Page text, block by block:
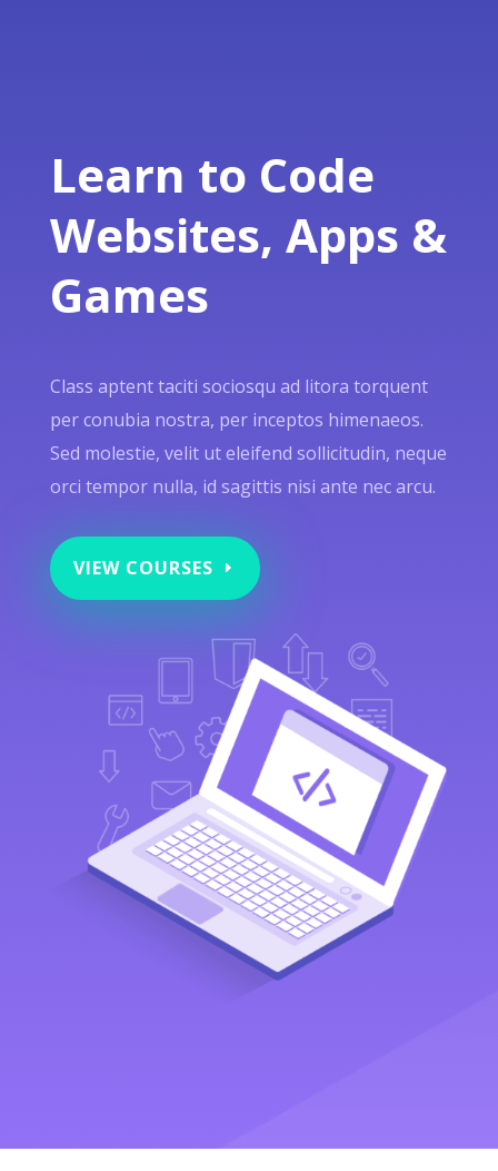
Learn to Code
Websites, Apps &
Games
Class aptent taciti sociosqu ad litora torquent
per conubia nostra, per inceptos himenaeos.
Sed molestie, velit ut eleifend sollicitudin, neque
orci tempor nulla, id sagittis nisi ante nec arcu.
VIEW COURSES